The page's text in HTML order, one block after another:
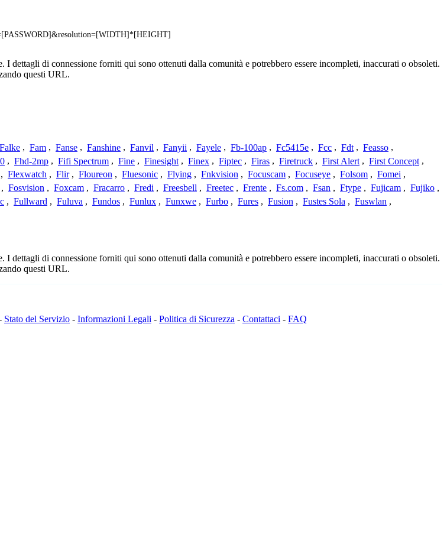
dettagli di connessione forniti qui sono ottenuti dalla comunità e potrebbero essere incompleti, inaccurati o obsoleti.
questi URL.
Falke , Fam , Fanse , Fanshine , Fanvil , Fanyii , Fayele , Fb-100ap , Fc5415e , Fcc , Fdt , Feasso ,
, Fhd-2mp , Fifi Spectrum , Fine , Finesight , Finex , Fiptec , Firas , Firetruck , First Alert , First Concept ,
, Flexwatch , Flir , Floureon , Fluesonic , Flying , Fnkvision , Focuscam , Focuseye , Folsom , Fomei ,
, Fosvision , Foxcam , Fracarro , Fredi , Freesbell , Freetec , Frente , Fs.com , Fsan , Ftype , Fujicam , Fujiko ,
, Fullward , Fuluva , Fundos , Funlux , Funxwe , Furbo , Fures , Fusion , Fustes Sola , Fuswlan ,
dettagli di connessione forniti qui sono ottenuti dalla comunità e potrebbero essere incompleti, inaccurati o obsoleti.
questi URL.
Stato del Servizio - Informazioni Legali - Politica di Sicurezza - Contattaci - FAQ